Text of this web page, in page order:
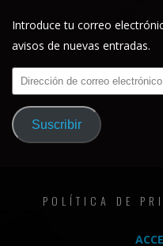
Introduce tu correo
avisos de nuevas entradas.
Dirección
de
correo
electrónico
Suscribir
POLÍTICA DE